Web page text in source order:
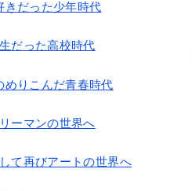
きだった少年時代
だった高校時代
めりこんだ青春時代
ーマンの世界へ
て再びアートの世界へ